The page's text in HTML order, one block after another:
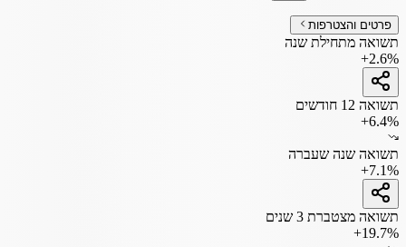
פרטים והצטרפות
תשואה מתחילת שנה
+2.6%
תשואה 12 חודשים
+6.4%
תשואה שנה שעברה
+7.1%
תשואה מצטברת 3 שנים
+19.7%